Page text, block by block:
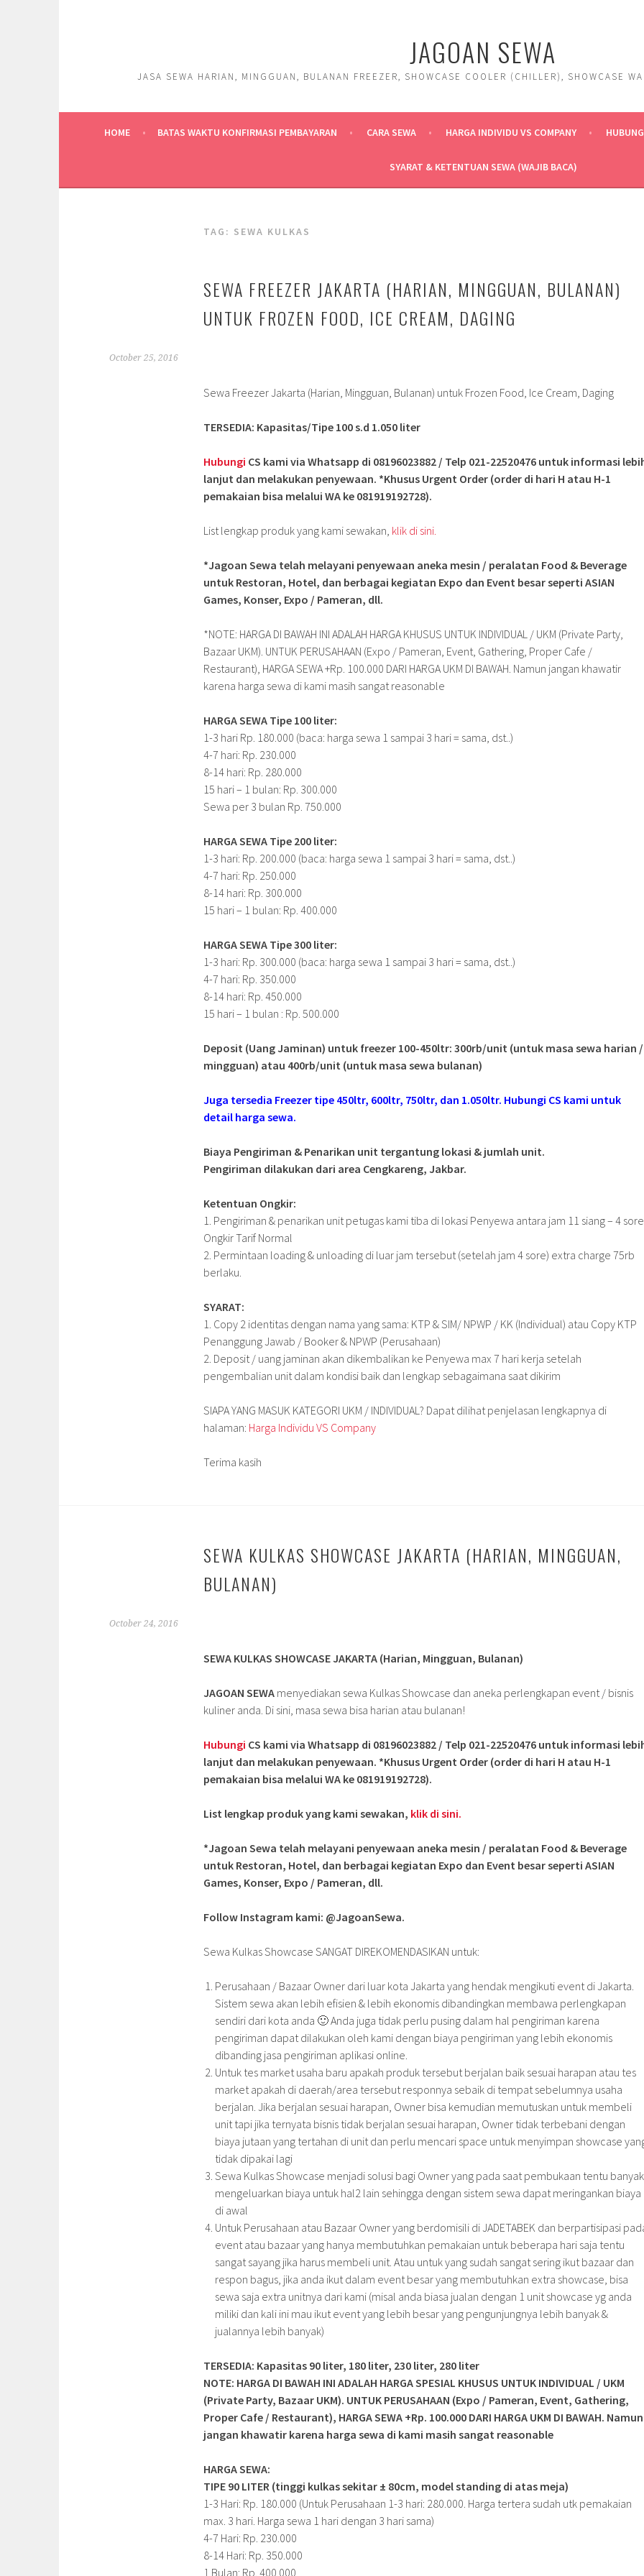
JAGOAN SEWA
JASA SEWA HARIAN, MINGGUAN, BULANAN FREEZER, SHOWCASE COOLER (CHILLER), SHOWCASE
HOME BATAS WAKTU KONFIRMASI PEMBAYARAN CARA SEWA HARGA INDIVIDU VS COMPANY
SYARAT & KETENTUAN SEWA (WAJIB BACA)
TAG: SEWA KULKAS
SEWA FREEZER JAKARTA (HARIAN, MINGGUAN, BULANAN)
UNTUK FROZEN FOOD, ICE CREAM, DAGING
October 25, 2016
Sewa Freezer Jakarta (Harian, Mingguan, Bulanan) untuk Frozen Food, Ice Cream, Daging
TERSEDIA: Kapasitas/Tipe 100 s.d 1.050 liter
Hubungi CS kami via Whatsapp di 08196023882 / Telp 021-22520476 untuk informasi
lanjut dan melakukan penyewaan. *Khusus Urgent Order (order di hari H atau H-1
pemakaian bisa melalui WA ke 081919192728).
List lengkap produk yang kami sewakan, klik di sini.
*Jagoan Sewa telah melayani penyewaan aneka mesin / peralatan Food & Beverage
untuk Restoran, Hotel, dan berbagai kegiatan Expo dan Event besar seperti ASIAN
Games, Konser, Expo / Pameran, dll.
*NOTE: HARGA DI BAWAH INI ADALAH HARGA KHUSUS UNTUK INDIVIDUAL / UKM (Private Party,
Bazaar UKM). UNTUK PERUSAHAAN (Expo / Pameran, Event, Gathering, Proper Cafe /
Restaurant), HARGA SEWA +Rp. 100.000 DARI HARGA UKM DI BAWAH. Namun jangan khawatir
karena harga sewa di kami masih sangat reasonable
HARGA SEWA Tipe 100 liter:
1-3 hari Rp. 180.000 (baca: harga sewa 1 sampai 3 hari = sama, dst..)
4-7 hari: Rp. 230.000
8-14 hari: Rp. 280.000
15 hari – 1 bulan: Rp. 300.000
Sewa per 3 bulan Rp. 750.000
HARGA SEWA Tipe 200 liter:
1-3 hari: Rp. 200.000 (baca: harga sewa 1 sampai 3 hari = sama, dst..)
4-7 hari: Rp. 250.000
8-14 hari: Rp. 300.000
15 hari – 1 bulan: Rp. 400.000
HARGA SEWA Tipe 300 liter:
1-3 hari: Rp. 300.000 (baca: harga sewa 1 sampai 3 hari = sama, dst..)
4-7 hari: Rp. 350.000
8-14 hari: Rp. 450.000
15 hari – 1 bulan : Rp. 500.000
Deposit (Uang Jaminan) untuk freezer 100-450ltr: 300rb/unit (untuk masa sewa harian /
mingguan) atau 400rb/unit (untuk masa sewa bulanan)
Juga tersedia Freezer tipe 450ltr, 600ltr, 750ltr, dan 1.050ltr. Hubungi CS kami untuk
detail harga sewa.
Biaya Pengiriman & Penarikan unit tergantung lokasi & jumlah unit.
Pengiriman dilakukan dari area Cengkareng, Jakbar.
Ketentuan Ongkir:
1. Pengiriman & penarikan unit petugas kami tiba di lokasi Penyewa antara jam 11 siang – 4
Ongkir Tarif Normal
2. Permintaan loading & unloading di luar jam tersebut (setelah jam 4 sore) extra charge 75rb
berlaku.
SYARAT:
1. Copy 2 identitas dengan nama yang sama: KTP & SIM/ NPWP / KK (Individual) atau Copy KTP
Penanggung Jawab / Booker & NPWP (Perusahaan)
2. Deposit / uang jaminan akan dikembalikan ke Penyewa max 7 hari kerja setelah
pengembalian unit dalam kondisi baik dan lengkap sebagaimana saat dikirim
SIAPA YANG MASUK KATEGORI UKM / INDIVIDUAL? Dapat dilihat penjelasan lengkapnya di
halaman: Harga Individu VS Company
Terima kasih
SEWA KULKAS SHOWCASE JAKARTA (HARIAN, MINGGUAN,
BULANAN)
October 24, 2016
SEWA KULKAS SHOWCASE JAKARTA (Harian, Mingguan, Bulanan)
JAGOAN SEWA menyediakan sewa Kulkas Showcase dan aneka perlengkapan event / bisnis
kuliner anda. Di sini, masa sewa bisa harian atau bulanan!
Hubungi CS kami via Whatsapp di 08196023882 / Telp 021-22520476 untuk informasi
lanjut dan melakukan penyewaan. *Khusus Urgent Order (order di hari H atau H-1
pemakaian bisa melalui WA ke 081919192728).
List lengkap produk yang kami sewakan, klik di sini.
*Jagoan Sewa telah melayani penyewaan aneka mesin / peralatan Food & Beverage
untuk Restoran, Hotel, dan berbagai kegiatan Expo dan Event besar seperti ASIAN
Games, Konser, Expo / Pameran, dll.
Follow Instagram kami: @JagoanSewa.
Sewa Kulkas Showcase SANGAT DIREKOMENDASIKAN untuk:
Perusahaan / Bazaar Owner dari luar kota Jakarta yang hendak mengikuti event di Jakarta.
Sistem sewa akan lebih efisien & lebih ekonomis dibandingkan membawa perlengkapan
sendiri dari kota anda 🙂 Anda juga tidak perlu pusing dalam hal pengiriman karena
pengiriman dapat dilakukan oleh kami dengan biaya pengiriman yang lebih ekonomis
dibanding jasa pengiriman aplikasi online.
Untuk tes market usaha baru apakah produk tersebut berjalan baik sesuai harapan atau tes
market apakah di daerah/area tersebut responnya sebaik di tempat sebelumnya usaha
berjalan. Jika berjalan sesuai harapan, Owner bisa kemudian memutuskan untuk membeli
unit tapi jika ternyata bisnis tidak berjalan sesuai harapan, Owner tidak terbebani dengan
biaya jutaan yang tertahan di unit dan perlu mencari space untuk menyimpan showcase
tidak dipakai lagi
Sewa Kulkas Showcase menjadi solusi bagi Owner yang pada saat pembukaan tentu banyak
mengeluarkan biaya untuk hal2 lain sehingga dengan sistem sewa dapat meringankan biaya
di awal
Untuk Perusahaan atau Bazaar Owner yang berdomisili di JADETABEK dan berpartisipasi
event atau bazaar yang hanya membutuhkan pemakaian untuk beberapa hari saja tentu
sangat sayang jika harus membeli unit. Atau untuk yang sudah sangat sering ikut bazaar dan
respon bagus, jika anda ikut dalam event besar yang membutuhkan extra showcase, bisa
sewa saja extra unitnya dari kami (misal anda biasa jualan dengan 1 unit showcase yg anda
miliki dan kali ini mau ikut event yang lebih besar yang pengunjungnya lebih banyak &
jualannya lebih banyak)
TERSEDIA: Kapasitas 90 liter, 180 liter, 230 liter, 280 liter
NOTE: HARGA DI BAWAH INI ADALAH HARGA SPESIAL KHUSUS UNTUK INDIVIDUAL / UKM
(Private Party, Bazaar UKM). UNTUK PERUSAHAAN (Expo / Pameran, Event, Gathering,
Proper Cafe / Restaurant), HARGA SEWA +Rp. 100.000 DARI HARGA UKM DI BAWAH. Namun
jangan khawatir karena harga sewa di kami masih sangat reasonable
HARGA SEWA:
TIPE 90 LITER (tinggi kulkas sekitar ± 80cm, model standing di atas meja)
1-3 Hari: Rp. 180.000 (Untuk Perusahaan 1-3 hari: 280.000. Harga tertera sudah utk pemakaian
max. 3 hari. Harga sewa 1 hari dengan 3 hari sama)
4-7 Hari: Rp. 230.000
8-14 Hari: Rp. 350.000
1 Bulan: Rp. 400.000